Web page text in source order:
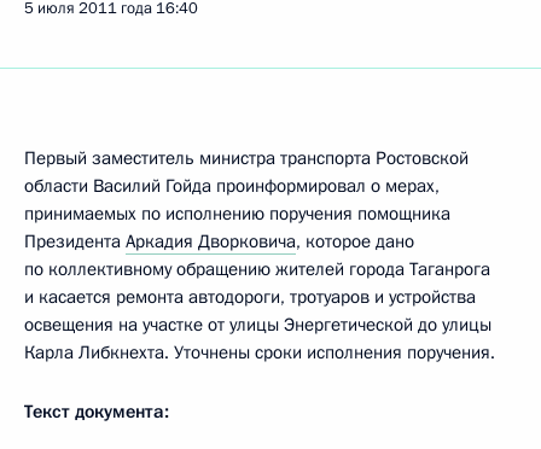
5 июля 2011 года 16:40
Первый заместитель министра транспорта Ростовской
области Василий Гойда проинформировал о мерах,
принимаемых по исполнению поручения помощника
Президента Аркадия Дворковича, которое дано
по коллективному обращению жителей города Таганрога
и касается ремонта автодороги, тротуаров и устройства
освещения на участке от улицы Энергетической до улицы
Карла Либкнехта. Уточнены сроки исполнения поручения.
Текст документа: